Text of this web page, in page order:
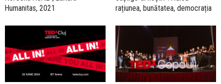
Humanitas, 2021
rațiunea, bunătatea, democrația